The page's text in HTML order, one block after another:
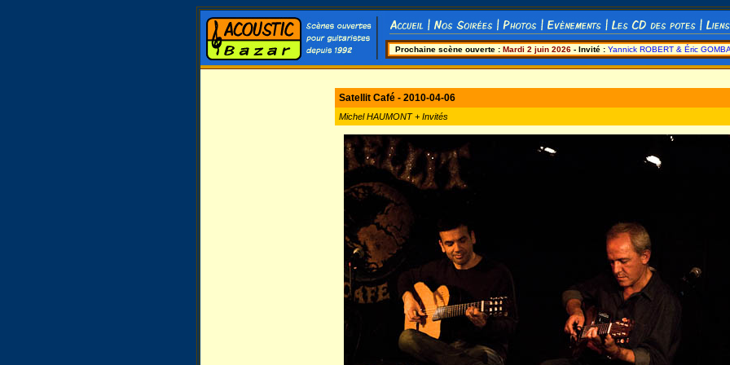
Prochaine scène ouverte : Mardi 2 juin 2026 - Invité : Yannick ROBERT & Éric
Satellit Café - 2010-04-06
Michel HAUMONT + Invités